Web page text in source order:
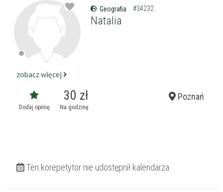
Geografia #34232
Natalia
zobacz więcej
Dodaj opinię
30 zł
Na godzinę
Poznań
Ten korepetytor nie udostępnił kalendarza